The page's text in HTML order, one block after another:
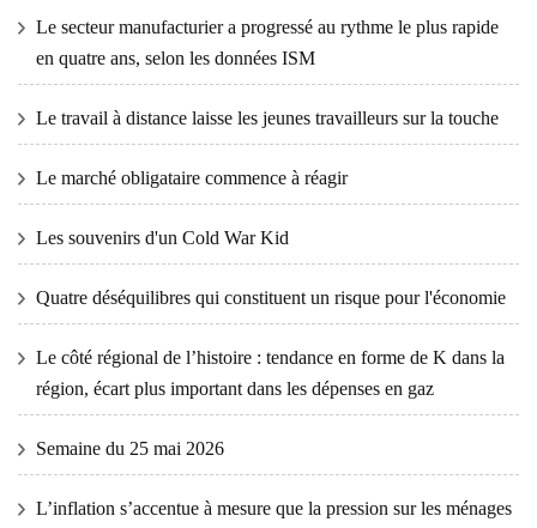
Le secteur manufacturier a progressé au rythme le plus rapide
en quatre ans, selon les données ISM
Le travail à distance laisse les jeunes travailleurs sur la touche
Le marché obligataire commence à réagir
Les souvenirs d'un Cold War Kid
Quatre déséquilibres qui constituent un risque pour l'économie
Le côté régional de l’histoire : tendance en forme de K dans la
région, écart plus important dans les dépenses en gaz
Semaine du 25 mai 2026
L’inflation s’accentue à mesure que la pression sur les ménages